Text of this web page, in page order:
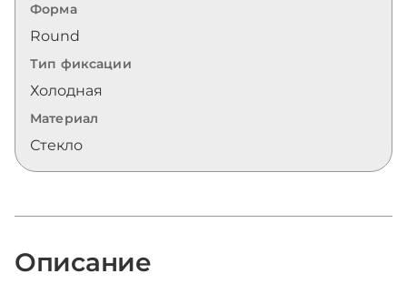
Форма
Round
Тип фиксации
Холодная
Материал
Стекло
Описание